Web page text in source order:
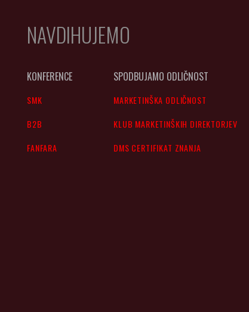
NAVDIHUJEMO
KONFERENCE
SMK
B2B
FANFARA
SPODBUJAMO ODLIČNOST
MARKETINŠKA ODLIČNOST
KLUB MARKETINŠKIH DIREKTORJEV
DMS CERTIFIKAT ZNANJA